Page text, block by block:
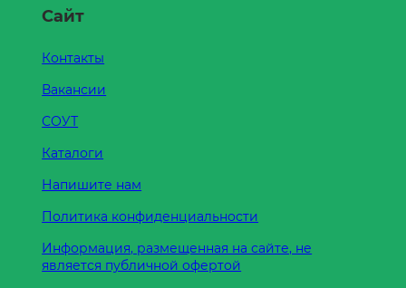
Сайт
Контакты
Вакансии
СОУТ
Каталоги
Напишите нам
Политика конфиденциальности
Информация, размещенная на сайте, не
является публичной офертой